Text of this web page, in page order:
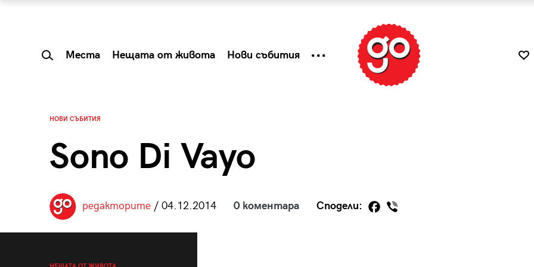
Места Нещата от живота Нови събития
НОВИ СЪБИТИЯ
Sono Di Vayo
редакторите/ 04.12.2014 0 коментара Сподели: